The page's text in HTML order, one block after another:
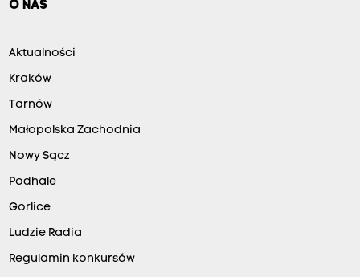
O NAS
Aktualności
Kraków
Tarnów
Małopolska Zachodnia
Nowy Sącz
Podhale
Gorlice
Ludzie Radia
Regulamin konkursów